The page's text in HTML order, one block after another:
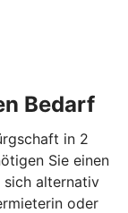
Bedarf
in 2
Sie einen
sich alternativ
oder